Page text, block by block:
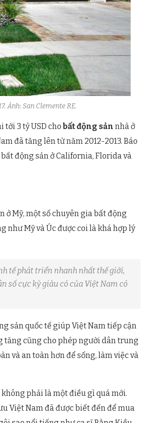
Ảnh: San Clemente RE.
tới 3 tỷ USD cho bất động sản nhà ở
đã tăng lên từ năm 2012-2013. Báo
động sản ở California, Florida và
ở Mỹ, một số chuyên gia bất động
như Mỹ và Úc được coi là khá hợp lý
tế phát triển nhanh nhất thế giới,
số cực kỳ giàu có của Việt Nam có
sản quốc tế giúp Việt Nam tiếp cận
tăng cũng cho phép người dân trung
và an toàn hơn để sống, làm việc và
phải là một điều gì quá mới.
Việt Nam đã được biết đến để mua